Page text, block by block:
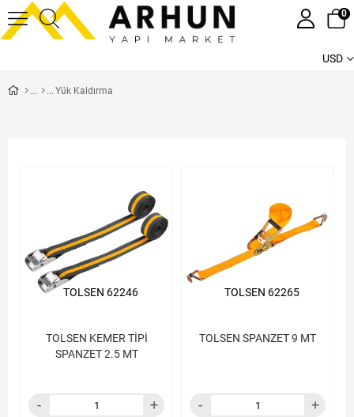
USD
0
Yük Kaldırma
TOLSEN KEMER TİPİ
SPANZET 2.5 MT
TOLSEN 62246
TOLSEN SPANZET 9 MT
TOLSEN 62265